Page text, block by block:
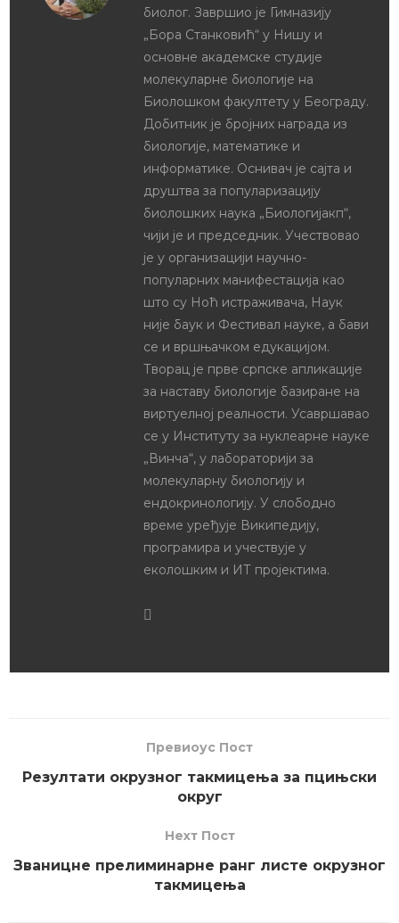
биолог. Завршио је Гимназију
„Бора Станковић“ у Нишу и
основне академске студије
молекуларне биологије на
Биолошком факултету у Београду.
Добитник је бројних награда из
биологије, математике и
информатике. Оснивач је сајта и
друштва за популаризацију
биолошких наука „Биологијакп“,
чији је и председник. Учествовао
је у организацији научно-
популарних манифестација као
што су Ноћ истраживача, Наук
није баук и Фестивал науке, а бави
се и вршњачком едукацијом.
Творац је прве српске апликације
за наставу биологије базиране на
виртуелној реалности. Усавршавао
се у Институту за нуклеарне науке
„Винча“, у лабораторији за
молекуларну биологију и
ендокринологију. У слободно
време уређује Википедију,
програмира и учествује у
еколошким и ИТ пројектима.
Превиоус Пост
Резултати окрузног такмицења за пцињски
округ
Неxт Пост
Званицне прелиминарне ранг листе окрузног
такмицења